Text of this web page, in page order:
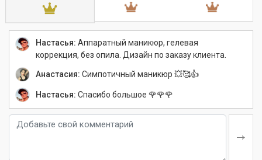
Настасья: Аппаратный маникюр, гелевая
коррекция, без опила. Дизайн по заказу клиента.
Анастасия: Симпотичный маникюр 💥🥰👍
Настасья: Спасибо большое 🌹🌹🌹